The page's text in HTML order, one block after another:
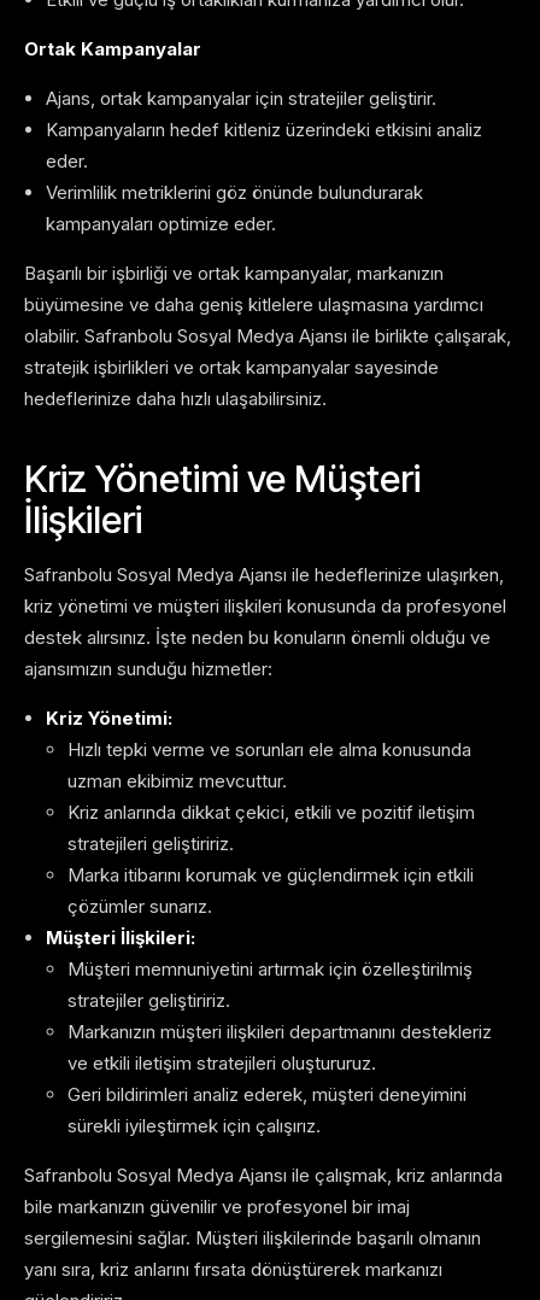
Ortak Kampanyalar
Ajans, ortak kampanyalar için stratejiler geliştirir.
Kampanyaların hedef kitleniz üzerindeki etkisini analiz
eder.
Verimlilik metriklerini göz önünde bulundurarak
kampanyaları optimize eder.
Başarılı bir işbirliği ve ortak kampanyalar, markanızın
büyümesine ve daha geniş kitlelere ulaşmasına yardımcı
olabilir. Safranbolu Sosyal Medya Ajansı ile birlikte çalışarak,
stratejik işbirlikleri ve ortak kampanyalar sayesinde
hedeflerinize daha hızlı ulaşabilirsiniz.
Kriz Yönetimi ve Müşteri
İlişkileri
Safranbolu Sosyal Medya Ajansı ile hedeflerinize ulaşırken,
kriz yönetimi ve müşteri ilişkileri konusunda da profesyonel
destek alırsınız. İşte neden bu konuların önemli olduğu ve
ajansımızın sunduğu hizmetler:
Kriz Yönetimi:
Hızlı tepki verme ve sorunları ele alma konusunda
uzman ekibimiz mevcuttur.
Kriz anlarında dikkat çekici, etkili ve pozitif iletişim
stratejileri geliştiririz.
Marka itibarını korumak ve güçlendirmek için etkili
çözümler sunarız.
Müşteri İlişkileri:
Müşteri memnuniyetini artırmak için özelleştirilmiş
stratejiler geliştiririz.
Markanızın müşteri ilişkileri departmanını destekleriz
ve etkili iletişim stratejileri oluştururuz.
Geri bildirimleri analiz ederek, müşteri deneyimini
sürekli iyileştirmek için çalışırız.
Safranbolu Sosyal Medya Ajansı ile çalışmak, kriz anlarında
bile markanızın güvenilir ve profesyonel bir imaj
sergilemesini sağlar. Müşteri ilişkilerinde başarılı olmanın
yanı sıra, kriz anlarını fırsata dönüştürerek markanızı